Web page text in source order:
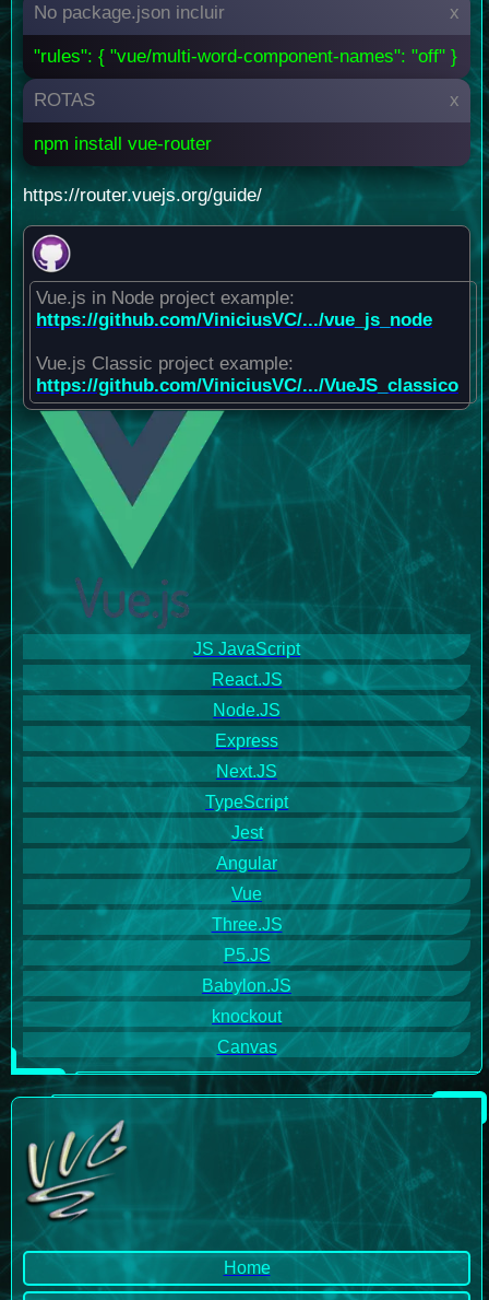
No package.json incluir x
"rules": { "vue/multi-word-component-names": "off" }
ROTAS x
npm install vue-router
https://router.vuejs.org/guide/
Vue.js in Node project example:
https://github.com/ViniciusVC/.../vue_js_node
Vue.js Classic project example:
https://github.com/ViniciusVC/.../VueJS_classico
JS JavaScript
React.JS
Node.JS
Express
Next.JS
TypeScript
Jest
Angular
Vue
Three.JS
P5.JS
Babylon.JS
knockout
Canvas
Home